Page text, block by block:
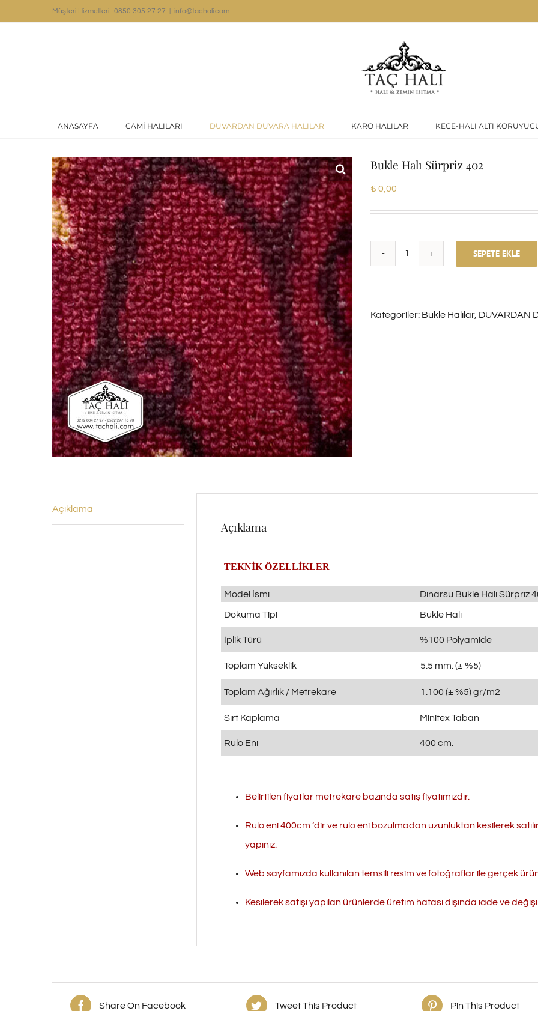
Müşteri Hizmetleri : 0850 305 27 27 info@tachali.com
ANASAYFA CAMİ HALILARI DUVARDAN DUVARA HALILAR KARO HALILAR KEÇE-HALI ALTI
Bukle Halı Sürpriz 402
₺0,00
402
SEPETE EKLE
Kategoriler: Bukle Halılar, DUVARDAN
Açıklama
Açıklama
TEKNİK ÖZELLİKLER
Model İsmi Dinarsu Bukle Halı Sürpriz
Dokuma Tipi Bukle Halı
İplik Türü %100 Polyamide
Toplam Yükseklik 5.5 mm. (± %5)
Toplam Ağırlık / Metrekare 1.100 (± %5) gr/m2
Sırt Kaplama Minitex Taban
Rulo Eni 400 cm.
Belirtilen fiyatlar metrekare bazında satış fiyatımızdır.
Rulo eni 400cm ‘dir ve rulo eni bozulmadan uzunluktan kesilerek
yapınız.
Web sayfamızda kullanılan temsili resim ve fotoğraflar ile gerçek
Kesilerek satışı yapılan ürünlerde üretim hatası dışında iade ve
Share On Facebook Tweet This Product Pin This Product